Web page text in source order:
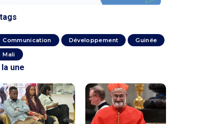
Communication Développement
Guinée
Mali
la une